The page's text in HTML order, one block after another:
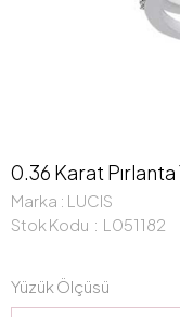
0.36 Karat Pırlanta
Marka : LUCIS
Stok Kodu
L051182
Yüzük Ölçüsü